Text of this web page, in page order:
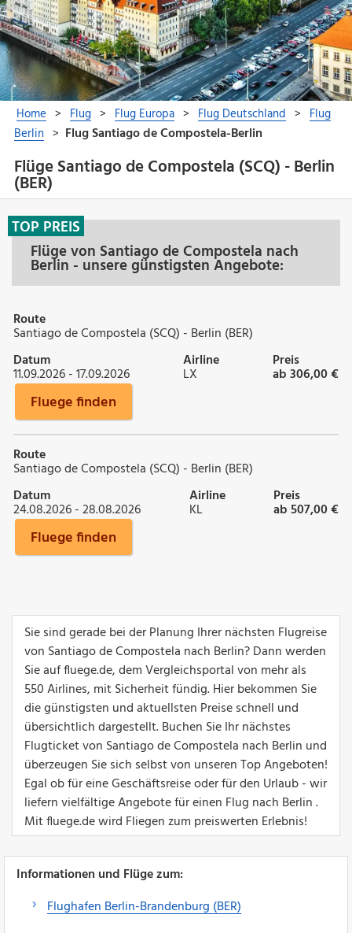
Flüge Santiago de Compostela (SCQ) - Berlin
(BER)
Flüge von Santiago de Compostela nach
Berlin - unsere günstigsten Angebote:
TOP PREIS
Route
Santiago de Compostela (SCQ) - Berlin (BER)
Datum
11.09.2026 - 17.09.2026
Airline
LX
Preis
ab 306,00 €
Fluege finden
Route
Santiago de Compostela (SCQ) - Berlin (BER)
Datum
24.08.2026 - 28.08.2026
Airline
KL
Preis
ab 507,00 €
Fluege finden
Sie sind gerade bei der Planung Ihrer nächsten Flugreise
von Santiago de Compostela nach Berlin? Dann werden
Sie auf fluege.de, dem Vergleichsportal von mehr als
550 Airlines, mit Sicherheit fündig. Hier bekommen Sie
die günstigsten und aktuellsten Preise schnell und
übersichtlich dargestellt. Buchen Sie Ihr nächstes
Flugticket von Santiago de Compostela nach Berlin und
überzeugen Sie sich selbst von unseren Top Angeboten!
Egal ob für eine Geschäftsreise oder für den Urlaub - wir
liefern vielfältige Angebote für einen Flug nach Berlin .
Mit fluege.de wird Fliegen zum preiswerten Erlebnis!
Informationen und Flüge zum:
Flughafen Berlin-Brandenburg (BER)